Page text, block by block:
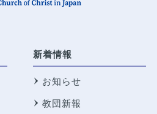
新着情報
お知らせ
教団新報